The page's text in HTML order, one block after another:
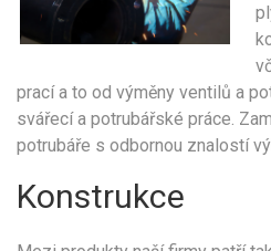
prací a to od výměny ventilů a
svářecí a potrubářské práce.
potrubáře s odbornou znalostí
Konstrukce